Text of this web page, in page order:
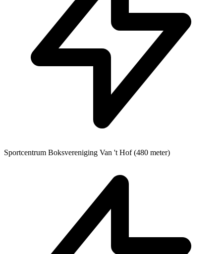
Sportcentrum Boksvereniging Van 't Hof (480 meter)